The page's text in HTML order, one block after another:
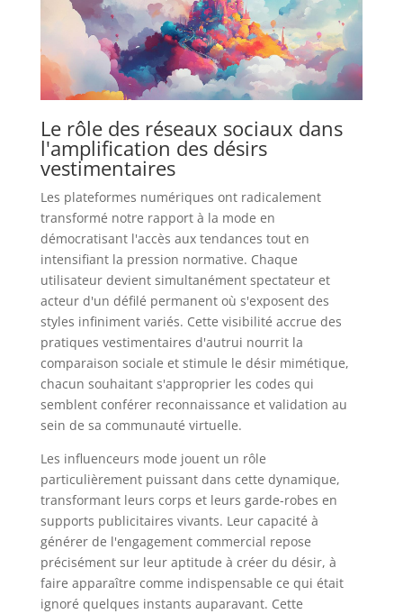
Le rôle des réseaux sociaux dans
l'amplification des désirs
vestimentaires
Les plateformes numériques ont radicalement
transformé notre rapport à la mode en
démocratisant l'accès aux tendances tout en
intensifiant la pression normative. Chaque
utilisateur devient simultanément spectateur et
acteur d'un défilé permanent où s'exposent des
styles infiniment variés. Cette visibilité accrue des
pratiques vestimentaires d'autrui nourrit la
comparaison sociale et stimule le désir mimétique,
chacun souhaitant s'approprier les codes qui
semblent conférer reconnaissance et validation au
sein de sa communauté virtuelle.
Les influenceurs mode jouent un rôle
particulièrement puissant dans cette dynamique,
transformant leurs corps et leurs garde-robes en
supports publicitaires vivants. Leur capacité à
générer de l'engagement commercial repose
précisément sur leur aptitude à créer du désir, à
faire apparaître comme indispensable ce qui était
ignoré quelques instants auparavant. Cette